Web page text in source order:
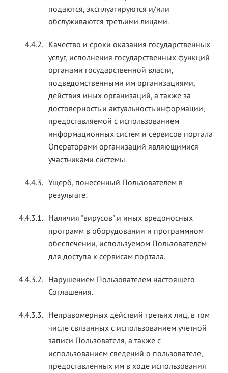
подаются, эксплуатируются и/или
обслуживаются третьими лицами.
4.4.2. Качество и сроки оказания государственных
услуг, исполнения государственных функций
органами государственной власти,
подведомственными им организациями,
действия иных организаций, а также за
достоверность и актуальность информации,
предоставляемой с использованием
информационных систем и сервисов портала
Операторами организаций являющимися
участниками системы.
4.4.3. Ущерб, понесенный Пользователем в
результате:
4.4.3.1. Наличия "вирусов" и иных вредоносных
программ в оборудовании и программном
обеспечении, используемом Пользователем
для доступа к сервисам портала.
4.4.3.2. Нарушением Пользователем настоящего
Соглашения.
4.4.3.3. Неправомерных действий третьих лиц, в том
числе связанных с использованием учетной
записи Пользователя, а также с
использованием сведений о пользователе,
предоставленных им в ходе использования